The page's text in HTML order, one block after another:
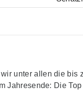
unter allen die bis
Jahresende: Die